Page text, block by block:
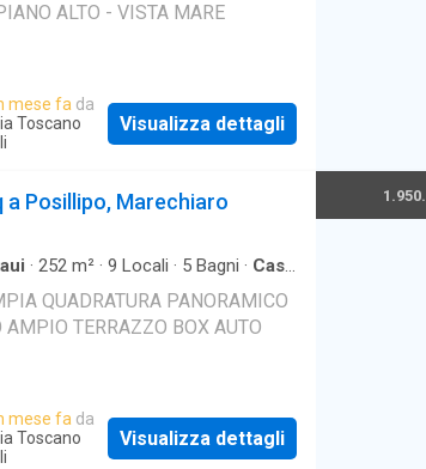
ALTO - VISTA MARE
mese fa da
Toscano
Visualizza dettagli
a Posillipo, Marechiaro
· 252 m² · 9 Locali · 5 Bagni · Casa
QUADRATURA PANORAMICO
AMPIO TERRAZZO BOX AUTO
mese fa da
Toscano
Visualizza dettagli